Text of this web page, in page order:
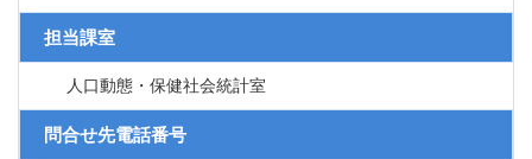
担当課室
人口動態・保健社会統計室
問合せ先電話番号